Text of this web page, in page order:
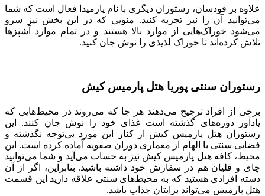
علاوه بر فودسان، رستوران دیگری با نام پارمیدا فعال است که شما
می‌توانید آن را نیز تجربه کنید. منویی که در این بخش نیز سرو
می‌شود خوراک‌هایی از موارد بالا هستند و در تمام موارد آشپزها
تلاش کرده‌اند تا خوراک لذیذی را نوش جان کنید.
رستوران سنتی پوریا هتل پارمیس کیش
برخی از افراد ترجیح می‌دهند هر جا که می‌روند در محیط‌هایی که
یادآور دوره‌های گذشته است غذای خود را نوش جان کنند. این
رستوران هتل پارمیس کیش از کنار این مورد بی‌توجه نگذشته و
فضایی سنتی با الهام از معماری دوران صفویه آماده کرده است. این
محیط، کافه هتل پارمیس کیش نیز به حساب می‌آید و شما می‌توانید
چای و قلیان هم در سفارش خود داشته باشید. بنابراین، اگر از آن
دسته افرادی هستید که به محیط‌های سنتی علاقه دارید این قسمت
هتل پارمیس می‌تواند برایتان جذاب باشد.